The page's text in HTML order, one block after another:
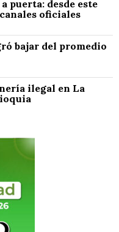
puerta: desde este
oficiales
bajar del promedio
ilegal en La